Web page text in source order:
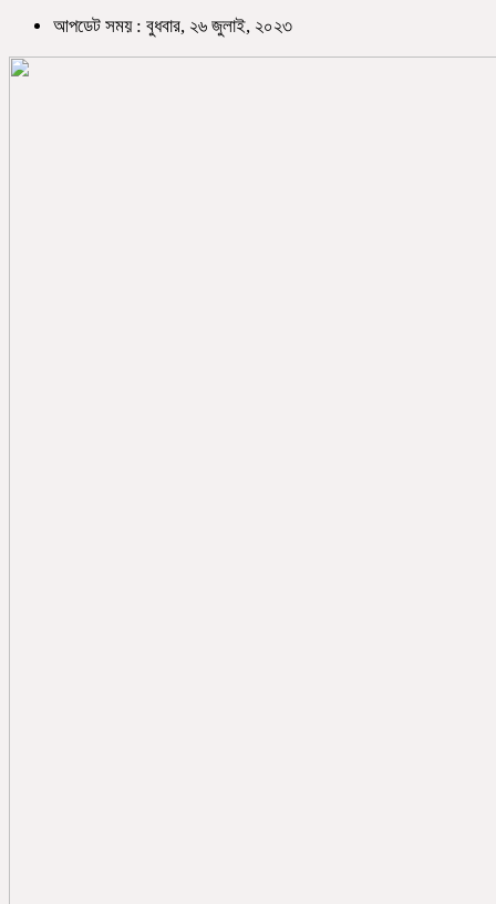
আপডেট সময় : বুধবার, ২৬ জুলাই, ২০২৩